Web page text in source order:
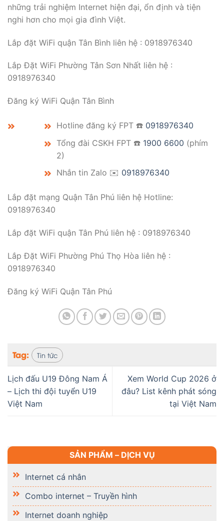
SẢN PHẨM – DỊCH VỤ
Internet cá nhân
Combo internet – Truyền hình
Internet doanh nghiệp
những trải nghiệm Internet hiện đại, ổn định và tiện
nghi hơn cho mọi gia đình Việt.
Lắp đặt WiFi quận Tân Bình liên hệ : 0918976340
Lắp Đặt WiFi Phường Tân Sơn Nhất liên hệ :
0918976340
Đăng ký WiFi Quận Tân Bình
Hotline đăng ký FPT ☎️ 0918976340
Tổng đài CSKH FPT ☎️ 1900 6600 (phím
2)
Nhắn tin Zalo ✉️ 0918976340
Lắp đặt mạng Quận Tân Phú liên hệ Hotline:
0918976340
Lắp đặt WiFi quận Tân Phú liên hệ : 0918976340
Lắp Đặt WiFi Phường Phú Thọ Hòa liên hệ :
0918976340
Đăng ký WiFi Quận Tân Phú
Tag: Tin tức
Lịch đấu U19 Đông Nam Á
– Lịch thi đội tuyển U19
Việt Nam
Xem World Cup 2026 ở
đâu? List kênh phát sóng
tại Việt Nam